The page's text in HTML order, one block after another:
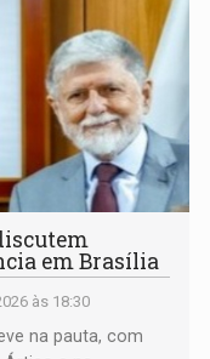
em Brasília
às 18:30
na pauta, com